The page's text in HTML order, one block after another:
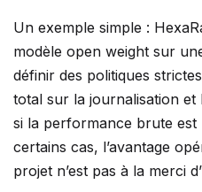
Un exemple simple :
modèle open weight sur
définir des politiques
total sur la journalisation et
si la performance brute est
certains cas, l’avantage
projet n’est pas à la merci